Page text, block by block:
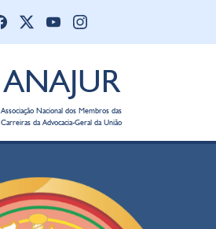
ANAJUR
Associação Nacional dos Membros das
Carreiras da Advocacia-Geral da União